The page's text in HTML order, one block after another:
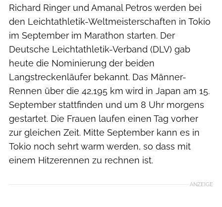
Richard Ringer und Amanal Petros werden bei
den Leichtathletik-Weltmeisterschaften in Tokio
im September im Marathon starten. Der
Deutsche Leichtathletik-Verband (DLV) gab
heute die Nominierung der beiden
Langstreckenläufer bekannt. Das Männer-
Rennen über die 42,195 km wird in Japan am 15.
September stattfinden und um 8 Uhr morgens
gestartet. Die Frauen laufen einen Tag vorher
zur gleichen Zeit. Mitte September kann es in
Tokio noch sehrt warm werden, so dass mit
einem Hitzerennen zu rechnen ist.
ANZEIGE